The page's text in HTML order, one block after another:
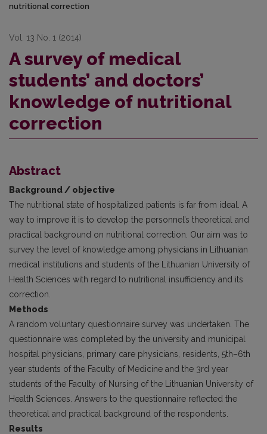
nutritional correction
Vol. 13 No. 1 (2014)
A survey of medical
students’ and doctors’
knowledge of nutritional
correction
Abstract
Background / objective
The nutritional state of hospitalized patients is far from ideal. A
way to improve it is to develop the personnel’s theoretical and
practical background on nutritional correction. Our aim was to
survey the level of knowledge among physicians in Lithuanian
medical institutions and students of the Lithuanian University of
Health Sciences with regard to nutritional insufficiency and its
correction.
Methods
A random voluntary questionnaire survey was undertaken. The
questionnaire was completed by the university and municipal
hospital physicians, primary care physicians, residents, 5th–6th
year students of the Faculty of Medicine and the 3rd year
students of the Faculty of Nursing of the Lithuanian University of
Health Sciences. Answers to the questionnaire reflected the
theoretical and practical background of the respondents.
Results